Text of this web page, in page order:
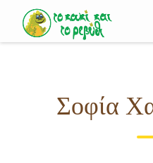
content
Σοφία